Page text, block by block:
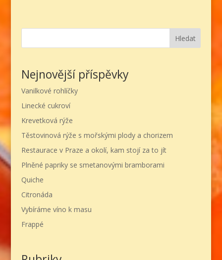
Hledat
Nejnovější příspěvky
Vanilkové rohlíčky
Linecké cukroví
Krevetková rýže
Těstovinová rýže s mořskými plody a chorizem
Restaurace v Praze a okolí, kam stojí za to jít
Plněné papriky se smetanovými bramborami
Quiche
Citronáda
Vybíráme víno k masu
Frappé